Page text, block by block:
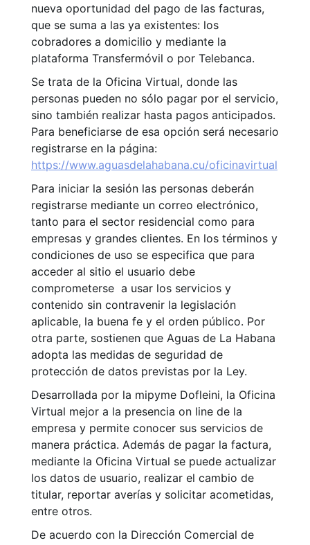
nueva oportunidad del pago de las facturas,
que se suma a las ya existentes: los
cobradores a domicilio y mediante la
plataforma Transfermóvil o por Telebanca.
Se trata de la Oficina Virtual, donde las
personas pueden no sólo pagar por el servicio,
sino también realizar hasta pagos anticipados.
Para beneficiarse de esa opción será necesario
registrarse en la página:
https://www.aguasdelahabana.cu/oficinavirtual
Para iniciar la sesión las personas deberán
registrarse mediante un correo electrónico,
tanto para el sector residencial como para
empresas y grandes clientes. En los términos y
condiciones de uso se especifica que para
acceder al sitio el usuario debe
comprometerse a usar los servicios y
contenido sin contravenir la legislación
aplicable, la buena fe y el orden público. Por
otra parte, sostienen que Aguas de La Habana
adopta las medidas de seguridad de
protección de datos previstas por la Ley.
Desarrollada por la mipyme Dofleini, la Oficina
Virtual mejor a la presencia on line de la
empresa y permite conocer sus servicios de
manera práctica. Además de pagar la factura,
mediante la Oficina Virtual se puede actualizar
los datos de usuario, realizar el cambio de
titular, reportar averías y solicitar acometidas,
entre otros.
De acuerdo con la Dirección Comercial de